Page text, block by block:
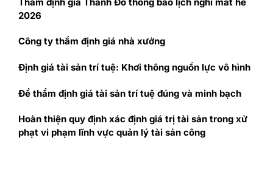
2026
Công ty thẩm định giá nhà xưởng
Định giá tài sản trí tuệ: Khơi thông nguồn lực vô hình
Để thẩm định giá tài sản trí tuệ đúng và minh bạch
Hoàn thiện quy định xác định giá trị tài sản trong xử
phạt vi phạm lĩnh vực quản lý tài sản công